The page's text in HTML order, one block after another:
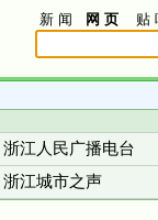
新 闻 网 页 贴
浙江人民广播电台
浙江城市之声